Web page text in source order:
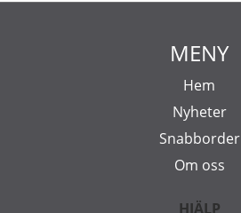
MENY
Hem
Nyheter
Snabborder
Om oss
HJÄLP